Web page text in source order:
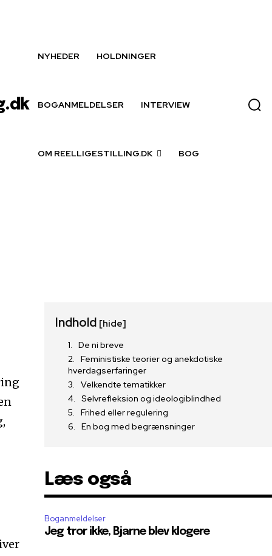
NYHEDER HOLDNINGER
BOGANMELDELSER INTERVIEW
OM REELLIGESTILLING.DK BOG
Indhold [hide]
De ni breve
Feministiske teorier og anekdotiske
hverdagserfaringer
Velkendte tematikker
Selvrefleksion og ideologiblindhed
Frihed eller regulering
En bog med begrænsninger
Læs også
Boganmeldelser
Jeg tror ikke, Bjarne blev klogere